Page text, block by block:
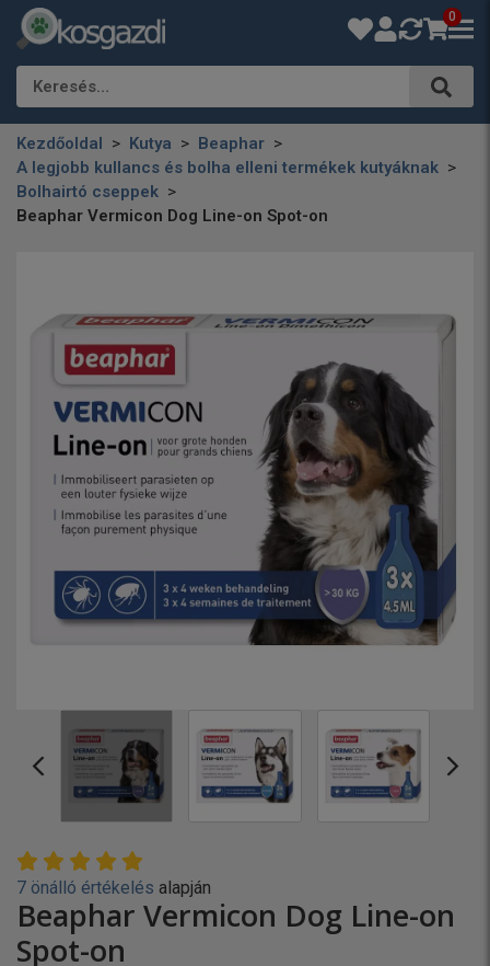
0
Keresés…
Kezdőoldal Kutya
Beaphar
A legjobb kullancs és bolha elleni termékek kutyáknak
Bolhairtó cseppek
Beaphar Vermicon Dog Line-on Spot-on
7 önálló értékelés alapján
Beaphar Vermicon Dog Line-on
Spot-on